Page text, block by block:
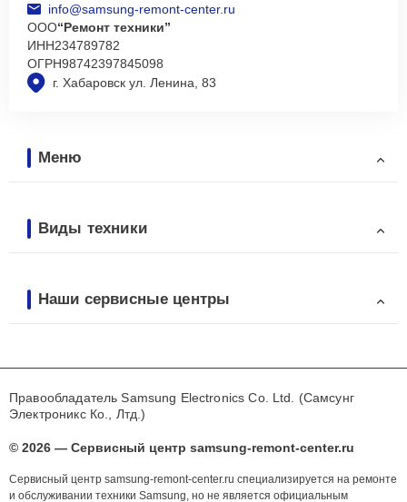
г. Хабаровск ул. Ленина, 83
info@samsung-remont-center.ru
ООО“Ремонт техники”
ИНН234789782
ОГРН98742397845098
Меню
Виды техники
Наши сервисные центры
Правообладатель Samsung Electronics Co. Ltd. (Самсунг
Электроникс Ко., Лтд.)
© 2026 — Сервисный центр samsung-remont-center.ru
Сервисный центр samsung-remont-center.ru специализируется на ремонте
и обслуживании техники Samsung, но не является официальным